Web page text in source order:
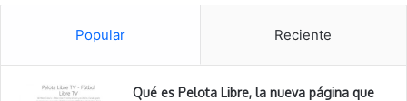
Popular Reciente
Qué es Pelota Libre, la nueva página que